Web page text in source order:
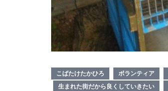
こばたけたかひろ ボランティア
生まれた街だから良くしていきたい